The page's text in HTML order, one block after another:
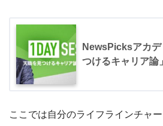
NewsPicksアカ
つけるキャリア論」
ここでは自分のライフラインチャ